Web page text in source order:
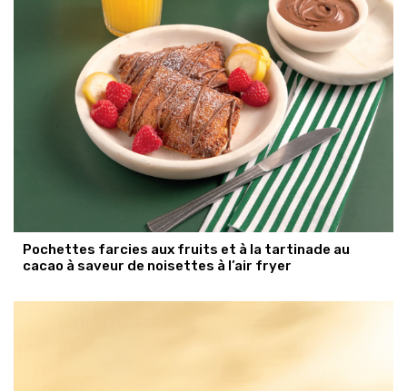
Pochettes farcies aux fruits et à la tartinade au
cacao à saveur de noisettes à l’air fryer